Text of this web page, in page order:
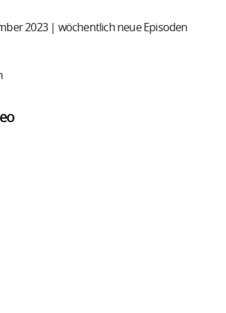
2023 | wöchentlich neue Episoden